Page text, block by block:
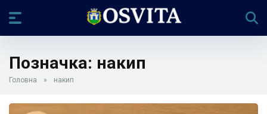
Позначка: накип
Головна » накип